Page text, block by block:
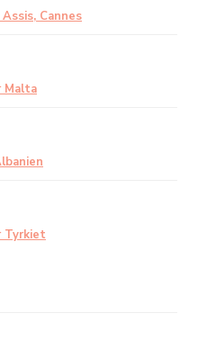
Cannes
Malta
Tyrkiet